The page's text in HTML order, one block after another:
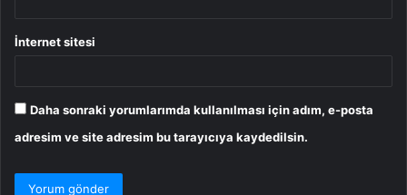
İnternet sitesi
Daha sonraki yorumlarımda kullanılması için adım, e-posta
adresim ve site adresim bu tarayıcıya kaydedilsin.